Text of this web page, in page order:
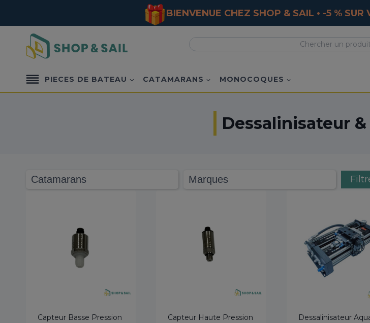
contenu
Recherche
pour :
PIECES DE BATEAU CATAMARANS MONOCOQUES
Dessalinisateur
Capteur Basse Pression
Capteur Haute Pression
Dessalinisateur
BIENVENUE CHEZ SHOP & SAIL • -5 % SUR